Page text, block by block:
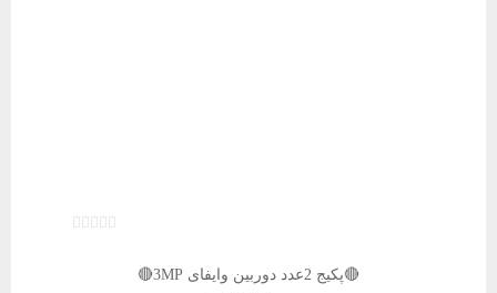
🔴پکیج 2عدد دوربین وایفای 3MP🔴